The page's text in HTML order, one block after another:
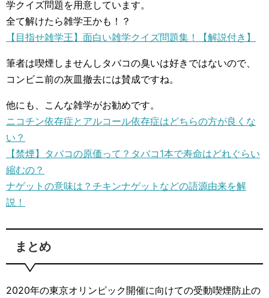
学クイズ問題を用意しています。
全て解けたら雑学王かも！？
【目指せ雑学王】面白い雑学クイズ問題集！【解説付き】
筆者は喫煙しませんしタバコの臭いは好きではないので、
コンビニ前の灰皿撤去には賛成ですね。
他にも、こんな雑学がお勧めです。
ニコチン依存症とアルコール依存症はどちらの方が良くな
い？
【禁煙】タバコの原価って？タバコ1本で寿命はどれぐらい
縮むの？
ナゲットの意味は？チキンナゲットなどの語源由来を解
説！
まとめ
2020年の東京オリンピック開催に向けての受動喫煙防止の